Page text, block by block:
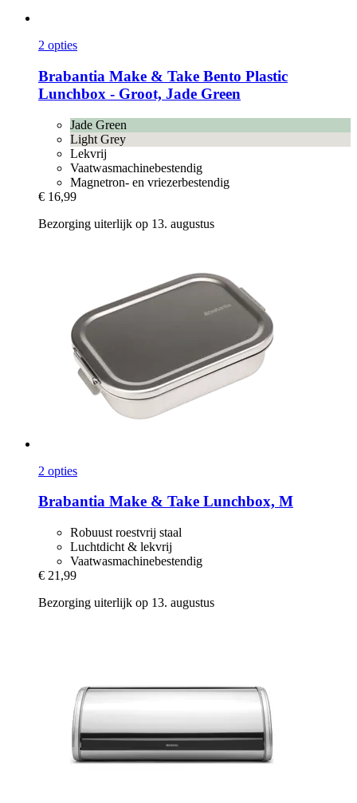
2 opties
Brabantia Make & Take Bento Plastic
Lunchbox -​ Groot, Jade Green
Jade Green
Light Grey
Lekvrij
Vaatwasmachinebestendig
Magnetron- en vriezerbestendig
€ 16,99
Bezorging uiterlijk op 13. augustus
2 opties
Brabantia Make & Take Lunchbox, M
Robuust roestvrij staal
Luchtdicht & lekvrij
Vaatwasmachinebestendig
€ 21,99
Bezorging uiterlijk op 13. augustus